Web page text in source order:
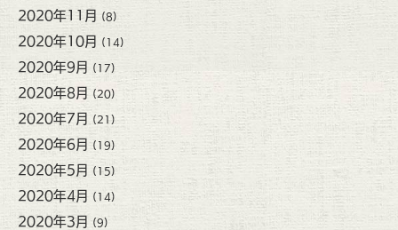
2020年11月 (8)
2020年10月 (14)
2020年9月 (17)
2020年8月 (20)
2020年7月 (21)
2020年6月 (19)
2020年5月 (15)
2020年4月 (14)
2020年3月 (9)